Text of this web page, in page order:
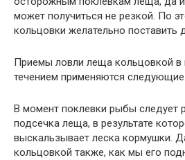
может получиться не резкой. По
кольцовки желательно поставить
Приемы ловли леща кольцовкой в
течением применяются следующие.
В момент поклевки рыбы следует
подсечка леща, в результате
выскальзывает леска кормушки.
кольцовкой также, как мы его